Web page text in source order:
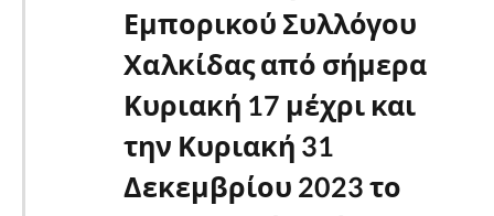
Εμπορικού Συλλόγου
Χαλκίδας από σήμερα
Κυριακή 17 μέχρι και
την Κυριακή 31
Δεκεμβρίου 2023 το